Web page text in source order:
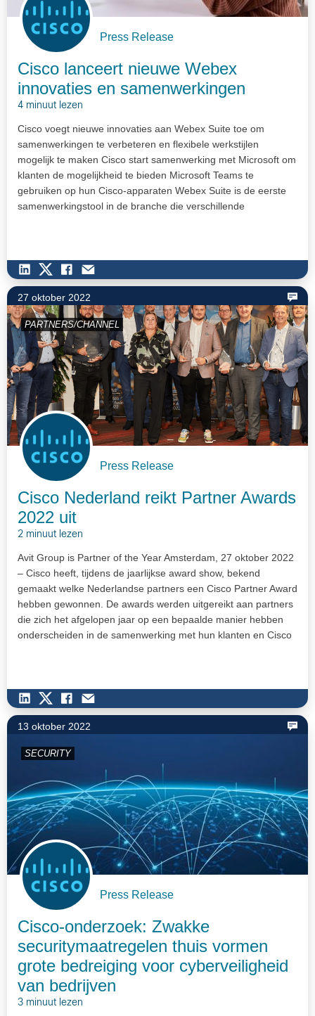
Press Release
Cisco lanceert nieuwe Webex
innovaties en samenwerkingen
4 minuut lezen
Cisco voegt nieuwe innovaties aan Webex Suite toe om
samenwerkingen te verbeteren en flexibele werkstijlen
mogelijk te maken Cisco start samenwerking met Microsoft om
klanten de mogelijkheid te bieden Microsoft Teams te
gebruiken op hun Cisco-apparaten Webex Suite is de eerste
samenwerkingstool in de branche die verschillende
27 oktober 2022
PARTNERS/CHANNEL
Press Release
Cisco Nederland reikt Partner Awards
2022 uit
2 minuut lezen
Avit Group is Partner of the Year Amsterdam, 27 oktober 2022
– Cisco heeft, tijdens de jaarlijkse award show, bekend
gemaakt welke Nederlandse partners een Cisco Partner Award
hebben gewonnen. De awards werden uitgereikt aan partners
die zich het afgelopen jaar op een bepaalde manier hebben
onderscheiden in de samenwerking met hun klanten en Cisco
13 oktober 2022
SECURITY
Press Release
Cisco-onderzoek: Zwakke
securitymaatregelen thuis vormen
grote bedreiging voor cyberveiligheid
van bedrijven
3 minuut lezen